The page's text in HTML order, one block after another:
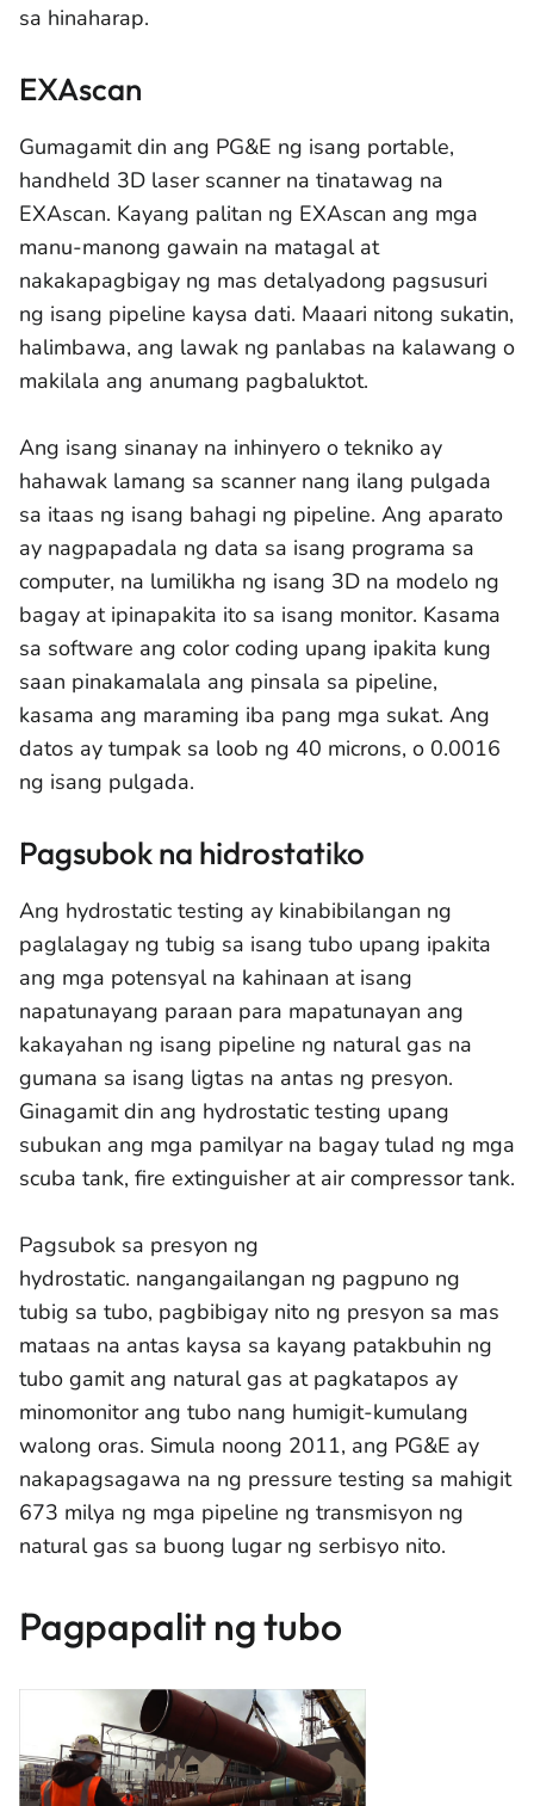
sa hinaharap.
EXAscan
Gumagamit din ang PG&E ng isang portable,
handheld 3D laser scanner na tinatawag na
EXAscan. Kayang palitan ng EXAscan ang mga
manu-manong gawain na matagal at
nakakapagbigay ng mas detalyadong pagsusuri
ng isang pipeline kaysa dati. Maaari nitong sukatin,
halimbawa, ang lawak ng panlabas na kalawang o
makilala ang anumang pagbaluktot.
Ang isang sinanay na inhinyero o tekniko ay
hahawak lamang sa scanner nang ilang pulgada
sa itaas ng isang bahagi ng pipeline. Ang aparato
ay nagpapadala ng data sa isang programa sa
computer, na lumilikha ng isang 3D na modelo ng
bagay at ipinapakita ito sa isang monitor. Kasama
sa software ang color coding upang ipakita kung
saan pinakamalala ang pinsala sa pipeline,
kasama ang maraming iba pang mga sukat. Ang
datos ay tumpak sa loob ng 40 microns, o 0.0016
ng isang pulgada.
Pagsubok na hidrostatiko
Ang hydrostatic testing ay kinabibilangan ng
paglalagay ng tubig sa isang tubo upang ipakita
ang mga potensyal na kahinaan at isang
napatunayang paraan para mapatunayan ang
kakayahan ng isang pipeline ng natural gas na
gumana sa isang ligtas na antas ng presyon.
Ginagamit din ang hydrostatic testing upang
subukan ang mga pamilyar na bagay tulad ng mga
scuba tank, fire extinguisher at air compressor tank.
Pagsubok sa presyon ng
hydrostatic. nangangailangan ng pagpuno ng
tubig sa tubo, pagbibigay nito ng presyon sa mas
mataas na antas kaysa sa kayang patakbuhin ng
tubo gamit ang natural gas at pagkatapos ay
minomonitor ang tubo nang humigit-kumulang
walong oras. Simula noong 2011, ang PG&E ay
nakapagsagawa na ng pressure testing sa mahigit
673 milya ng mga pipeline ng transmisyon ng
natural gas sa buong lugar ng serbisyo nito.
Pagpapalit ng tubo